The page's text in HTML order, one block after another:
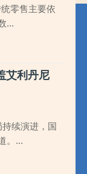
零售主要依
...
艾利丹尼
持续演进，国
。...